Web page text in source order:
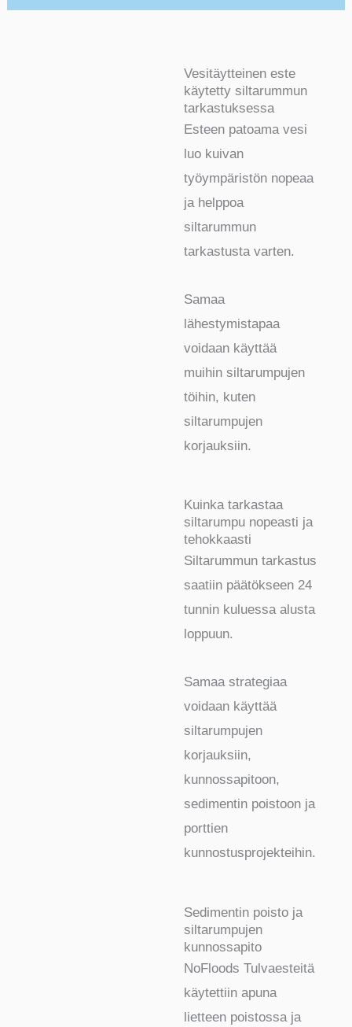
Vesitäytteinen este
käytetty siltarummun
tarkastuksessa
Esteen patoama vesi
luo kuivan
työympäristön nopeaa
ja helppoa
siltarummun
tarkastusta varten.
Samaa
lähestymistapaa
voidaan käyttää
muihin siltarumpujen
töihin, kuten
siltarumpujen
korjauksiin.
Kuinka tarkastaa
siltarumpu nopeasti ja
tehokkaasti
Siltarummun tarkastus
saatiin päätökseen 24
tunnin kuluessa alusta
loppuun.
Samaa strategiaa
voidaan käyttää
siltarumpujen
korjauksiin,
kunnossapitoon,
sedimentin poistoon ja
porttien
kunnostusprojekteihin.
Sedimentin poisto ja
siltarumpujen
kunnossapito
NoFloods Tulvaesteitä
käytettiin apuna
lietteen poistossa ja